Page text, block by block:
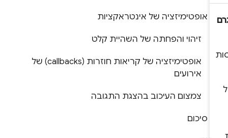
אופטימיזציה של אינטראקציות
זיהוי והפחתה של השהיית קלט
אופטימיזציה של קריאות חוזרות (callbacks) של
אירועים
צמצום העיכוב בהצגת התגובה
סיכום